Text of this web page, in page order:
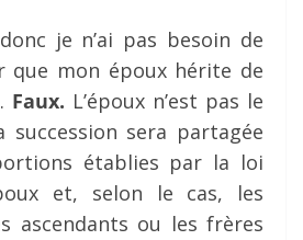
je n’ai pas besoin de
que mon époux hérite de
Faux. L’époux n’est pas le
succession sera partagée
établies par la loi
et, selon le cas, les
ascendants ou les frères